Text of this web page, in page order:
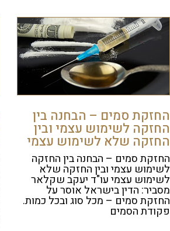
החזקת סמים – הבחנה בין
החזקה לשימוש עצמי ובין
החזקה שלא לשימוש עצמי
החזקת סמים – הבחנה בין החזקה
לשימוש עצמי ובין החזקה שלא
לשימוש עצמי עו"ד יעקב שקלאר
מסביר: הדין בישראל אוסר על
החזקת סמים – מכל סוג ובכל כמות.
פקודת הסמים